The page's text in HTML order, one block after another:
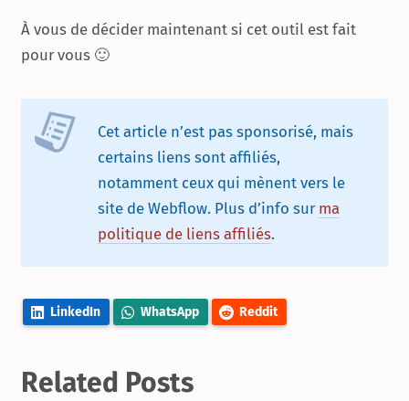
À vous de décider maintenant si cet outil est fait
pour vous 🙂
Cet article n’est pas sponsorisé, mais
certains liens sont affiliés,
notamment ceux qui mènent vers le
site de Webflow. Plus d’info sur ma
politique de liens affiliés.
LinkedIn WhatsApp Reddit
Related Posts